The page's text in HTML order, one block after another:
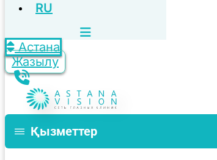
RU
Астана
Жазылу
Қызметтер